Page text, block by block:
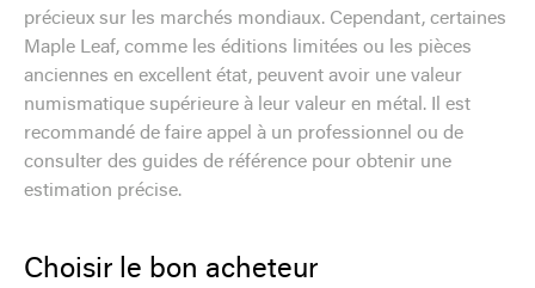
précieux sur les marchés mondiaux. Cependant, certaines
Maple Leaf, comme les éditions limitées ou les pièces
anciennes en excellent état, peuvent avoir une valeur
numismatique supérieure à leur valeur en métal. Il est
recommandé de faire appel à un professionnel ou de
consulter des guides de référence pour obtenir une
estimation précise.
Choisir le bon acheteur